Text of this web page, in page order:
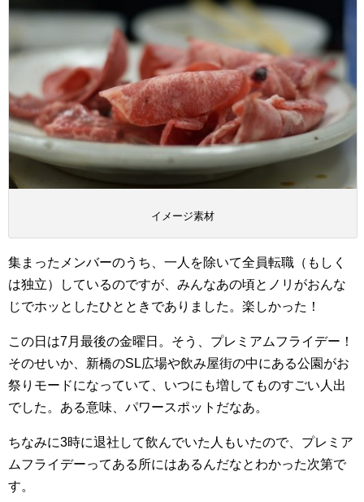
イメージ素材
集まったメンバーのうち、一人を除いて全員転職（もしく
は独立）しているのですが、みんなあの頃とノリがおんな
じでホッとしたひとときでありました。楽しかった！
この日は7月最後の金曜日。そう、プレミアムフライデー！
そのせいか、新橋のSL広場や飲み屋街の中にある公園がお
祭りモードになっていて、いつにも増してものすごい人出
でした。ある意味、パワースポットだなあ。
ちなみに3時に退社して飲んでいた人もいたので、プレミア
ムフライデーってある所にはあるんだなとわかった次第で
す。